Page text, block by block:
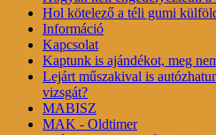
Hol kötelező a téli gumi
Információ
Kapcsolat
Kaptunk is ajándékot, meg
Lejárt műszakival is
vizsgát?
MABISZ
MAK - Oldtimer